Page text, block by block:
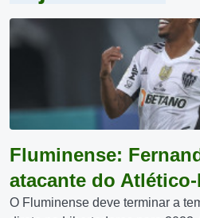
Fluminense:
atacante do Atlético-
O Fluminense deve terminar a